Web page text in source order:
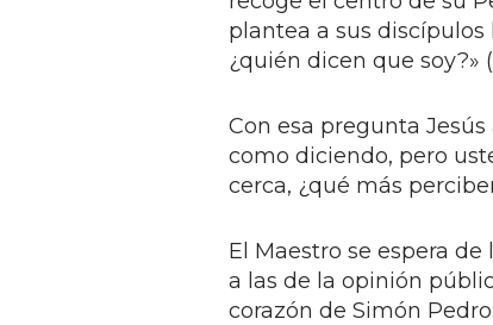
plantea a sus discípulos
¿quién dicen que soy?»
Con esa pregunta
como diciendo, pero
cerca, ¿qué más
El Maestro se espera
a las de la opinión
corazón de Simón